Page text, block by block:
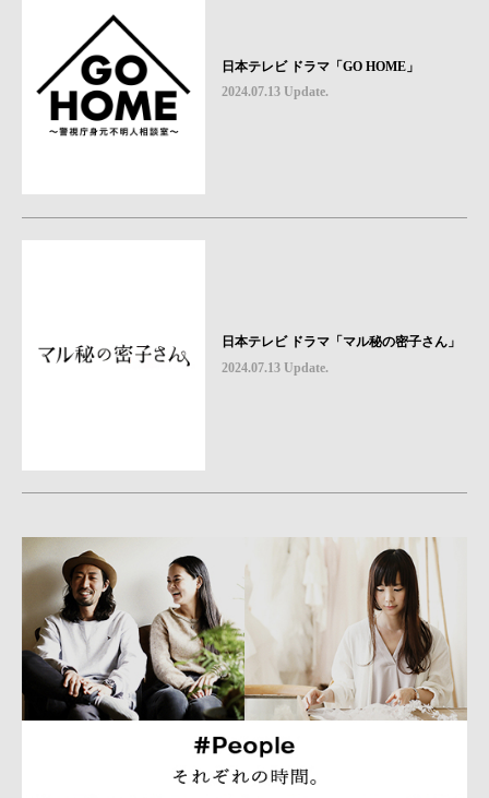
日本テレビ ドラマ「GO HOME」
2024.07.13 Update.
日本テレビ ドラマ「マル秘の密子さん」
2024.07.13 Update.